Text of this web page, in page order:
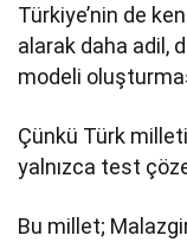
Türkiye’nin de
alarak daha adil,
modeli
Çünkü Türk
yalnızca test
Bu millet;